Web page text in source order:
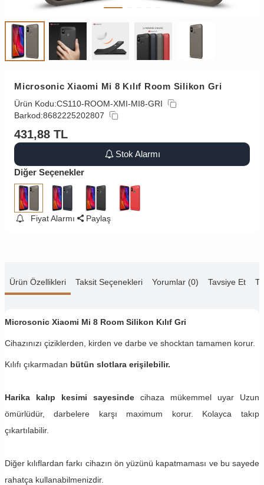
Microsonic Xiaomi Mi 8 Kılıf Room Silikon Gri
Ürün Kodu:CS110-ROOM-XMI-MI8-GRI
Barkod:8682225202807
431,88 TL
Stok Alarmı
Diğer Seçenekler
Fiyat Alarmı Paylaş
Ürün Özellikleri Taksit Seçenekleri Yorumlar (0) Tavsiye Et
Microsonic Xiaomi Mi 8 Room Silikon Kılıf Gri
Cihazınızı çiziklerden, kirden ve darbe ve shocktan tamamen korur.
Kılıfı çıkarmadan bütün slotlara erişilebilir.
Harika kalıp kesimi sayesindecihaza mükemmel uyar Uzun
ömürlüdür, darbelere karşı maximum korur. Kolayca takıp
çıkartılabilir.
Diğer kılıflardan farkı cihazın ön yüzünü kapatmaması ve bu sayede
rahatça kullanabilmenizdir.